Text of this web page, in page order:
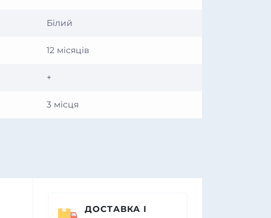
Білий
12 місяців
+
3 місця
ДОСТАВКА І